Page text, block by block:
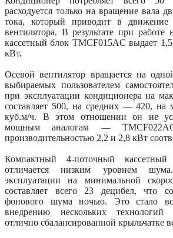
расходуется только на вращение вала
тока, который приводит в движение
вентилятора. В результате при
кассетный блок TMCF015AС выдает
кВт.
Осевой вентилятор вращается на
выбираемых пользователем
при эксплуатации кондиционера на
составляет 500, на средних — 420,
куб.м/ч. В этом отношении он не
мощным аналогам —
производительностью 2,2 и 2,8 кВт
Компактный 4-поточный
отличается низким уровнем
эксплуатации на минимальной
составляет всего 23 децибел, что
фонового шума ночью. Это стало
внедрению нескольких
отлично сбалансированной крыльчатке